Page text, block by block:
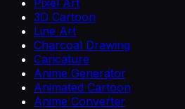
3D Cartoon
Line Art
Charcoal Drawing
Caricature
Anime Generator
Animated Cartoon
Anime Converter